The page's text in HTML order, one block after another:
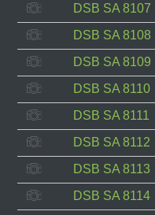
DSB SA 8107
DSB SA 8108
DSB SA 8109
DSB SA 8110
DSB SA 8111
DSB SA 8112
DSB SA 8113
DSB SA 8114